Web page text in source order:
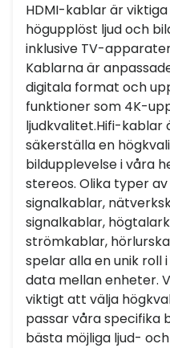
HDMI-kablar är
högupplöst ljud och
inklusive TV-
Kablarna är
digitala format och
funktioner som 4K-
ljudkvalitet.Hifi-kablar
säkerställa en
bildupplevelse i våra
stereos. Olika typer
signalkablar,
signalkablar,
strömkablar,
spelar alla en unik
data mellan enheter.
viktigt att välja
passar våra specifika
bästa möjliga ljud-